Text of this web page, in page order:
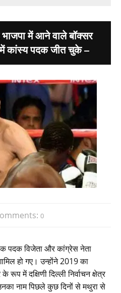
में आने वाले बॉक्सर
कांस्य पदक जीत चुके –
0
पदक विजेता और कांग्रेस नेता
हो गए। उन्होंने 2019 का
में दक्षिणी दिल्ली निर्वाचन क्षेत्र
नाम पिछले कुछ दिनों से मथुरा से